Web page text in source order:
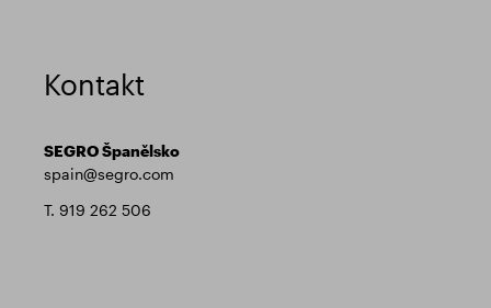
Kontakt
SEGRO Španělsko
spain@segro.com
T. 919 262 506